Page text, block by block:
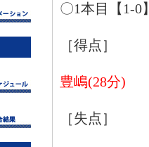
〇1本目【1-0
［得点］
豊嶋(28分)
［失点］